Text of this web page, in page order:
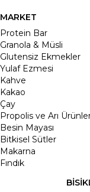
MARKET
Protein Bar
Granola & Müsli
Glutensiz Ekmekler
Yulaf Ezmesi
Kahve
Kakao
Çay
Propolis ve Arı
Besin Mayası
Bitkisel Sütler
Makarna
Fındık